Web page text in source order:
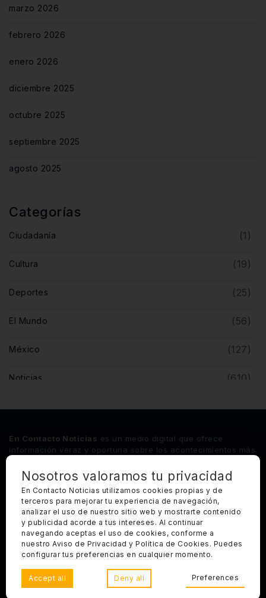
marzo 2026
febrero 2026
enero 2026
diciembre 2025
octubre 2025
septiembre 2025
agosto 2025
Categorías
Ciudadanía (1)
Cultura (19)
Deportes (25)
El Mundo (56)
México (127)
Noticias (610)
Querétaro
En Contacto Noticias es un medio digital que ofrece
información veraz y oportuna sobre los acontecimientos más
principales sucesos nacionales e internacionales.
Síguenos
Categorías Principales
Otros Enlaces
Copyright 2025, Todos los derechos reservados. En Contacto
Noticias
Nosotros valoramos tu privacidad
En Contacto Noticias utilizamos cookies propias y de
terceros para mejorar tu experiencia de navegación,
analizar el uso de nuestro sitio web y mostrarte contenido
y publicidad acorde a tus intereses. Al continuar
navegando aceptas el uso de cookies, conforme a
nuestro Aviso de Privacidad y Política de Cookies. Puedes
configurar tus preferencias en cualquier momento.
Accept all Deny all Preferences